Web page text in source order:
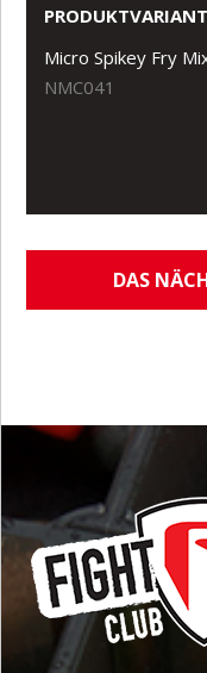
Micro Spikey Fry
NMC041
DAS